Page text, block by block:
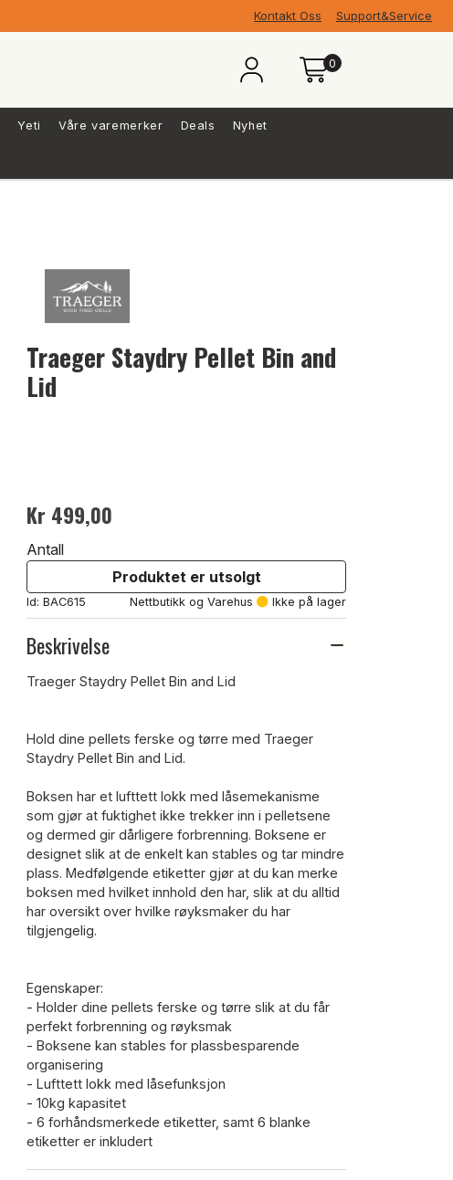
Kontakt Oss Support&Service
0
Yeti Våre varemerker Deals Nyhet
Traeger Staydry Pellet Bin and
Lid
Kr 499,00
Antall
Produktet er utsolgt
Id: BAC615 Nettbutikk og Varehus Ikke på lager
Beskrivelse
Traeger Staydry Pellet Bin and Lid
Hold dine pellets ferske og tørre med Traeger
Staydry Pellet Bin and Lid.
Boksen har et lufttett lokk med låsemekanisme
som gjør at fuktighet ikke trekker inn i pelletsene
og dermed gir dårligere forbrenning. Boksene er
designet slik at de enkelt kan stables og tar mindre
plass. Medfølgende etiketter gjør at du kan merke
boksen med hvilket innhold den har, slik at du alltid
har oversikt over hvilke røyksmaker du har
tilgjengelig.
Egenskaper:
- Holder dine pellets ferske og tørre slik at du får
perfekt forbrenning og røyksmak
- Boksene kan stables for plassbesparende
organisering
- Lufttett lokk med låsefunksjon
- 10kg kapasitet
- 6 forhåndsmerkede etiketter, samt 6 blanke
etiketter er inkludert